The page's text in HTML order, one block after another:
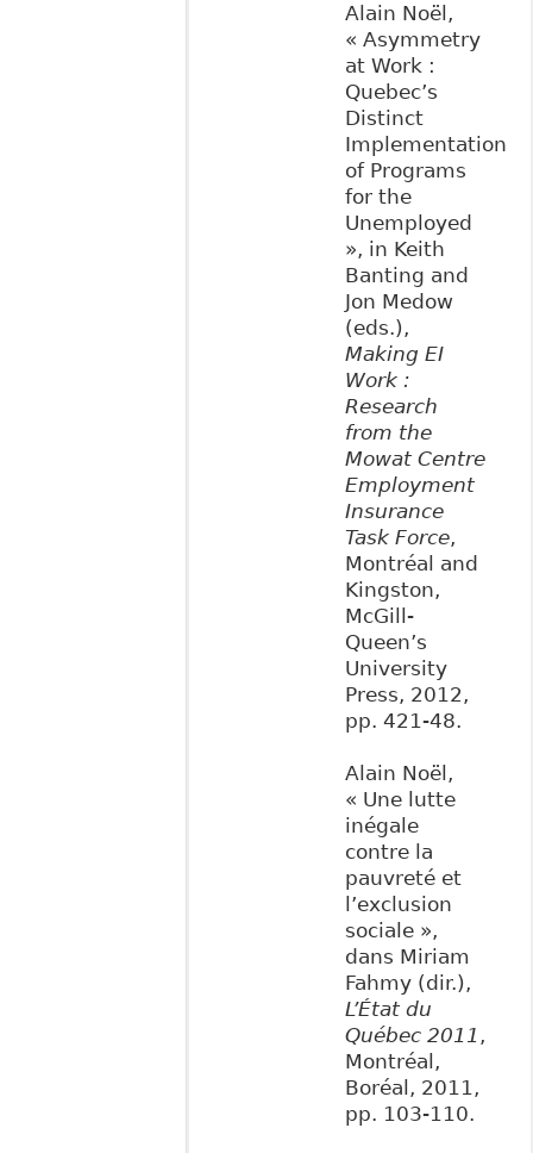
Alain Noël,
« Asymmetry
at Work :
Quebec’s
Distinct
Implementation
of Programs
for the
Unemployed
», in Keith
Banting and
Jon Medow
(eds.),
Making EI
Work :
Research
from the
Mowat Centre
Employment
Insurance
Task Force,
Montréal and
Kingston,
McGill-
Queen’s
University
Press, 2012,
pp. 421-48.
Alain Noël,
« Une lutte
inégale
contre la
pauvreté et
l’exclusion
sociale »,
dans Miriam
Fahmy (dir.),
L’État du
Québec 2011 ,
Montréal,
Boréal, 2011,
pp. 103-110.